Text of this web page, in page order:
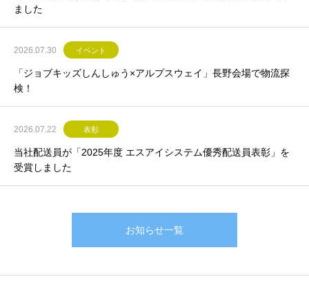
ました
2026.07.30 イベント
「ジョブキッズしんしゅう×アルプスウェイ」長野会場で物流探
検！
2026.07.22 表彰
当社配送員が「2025年度 エスアイシステム優秀配送員表彰」を
受賞しました
お知らせ一覧